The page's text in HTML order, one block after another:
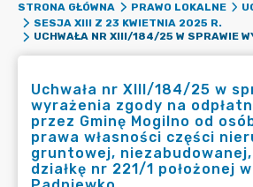
STRONA GŁÓWNA PRAWO LOKALNE
SESJA XIII Z 23 KWIETNIA 2025 R.
Uchwała nr XIII/184/25 w
wyrażenia zgody na
przez Gminę Mogilno od
prawa własności części
gruntowej,
działkę nr 221/1 położonej